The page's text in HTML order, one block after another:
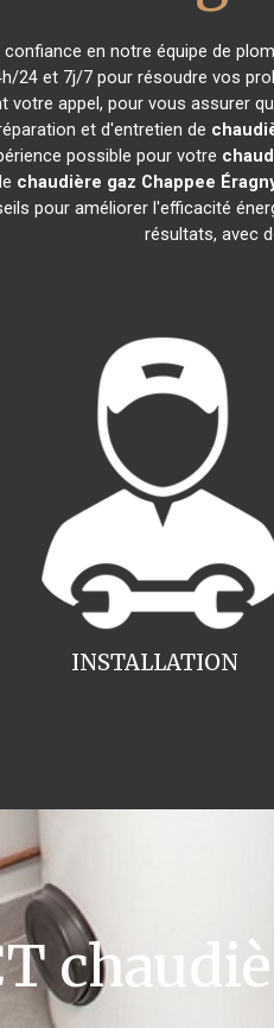
en notre équipe de
24 et 7j/7 pour résoudre vos
votre appel, pour vous assurer
et d'entretien de
possible pour votre
chaudière gaz Chappee
pour améliorer l'efficacité
résultats, avec
INSTALLATION